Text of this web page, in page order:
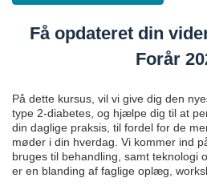
Få opdateret din
Forår
På dette kursus, vil vi give dig den
type 2-diabetes, og hjælpe dig til at
din daglige praksis, til fordel for de
møder i din hverdag. Vi kommer ind
bruges til behandling, samt teknologi
er en blanding af faglige oplæg,